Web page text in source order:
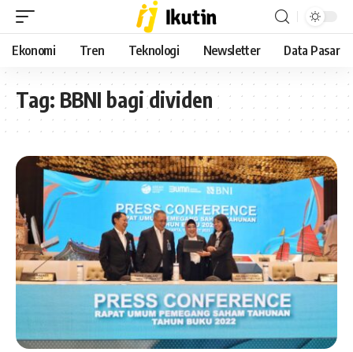
Ekonomi Tren Teknologi Newsletter Data Pasar
Tag: BBNI bagi dividen